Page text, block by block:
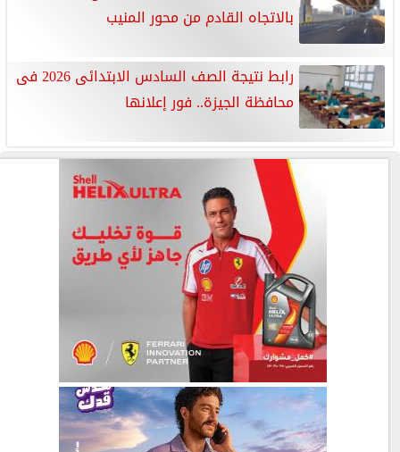
بالاتجاه القادم من محور المنيب
رابط نتيجة الصف السادس الابتدائى 2026 فى
محافظة الجيزة.. فور إعلانها